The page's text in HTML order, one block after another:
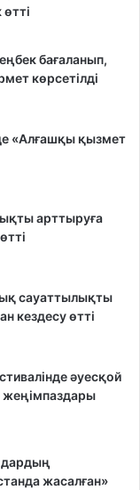
бағаланып,
көрсетілді
«Алғашқы қызмет
арттыруға
сауаттылықты
кездесу өтті
әуесқой
жеңімпаздары
жасалған»